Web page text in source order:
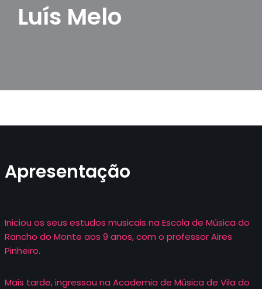
Luís Melo
Apresentação
Iniciou os seus estudos musicais na Escola de Música do
Rancho do Monte aos 9 anos, com o professor Aires
Pinheiro.
Mais tarde, ingressou na Academia de Música de Vila do